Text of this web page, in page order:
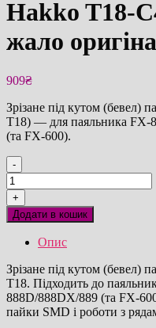
Hakko T18-
жало
909₴
Зрізане під кутом (бевел)
T18) — для паяльника FX-
(та FX-600).
-
Hakko
T18-
C4
бевел
паяльне
оригінал
кількість
+
Додати в кошик
Опис
Зрізане під кутом (бевел)
T18. Підходить до
888D/888DX/889 (та FX-
пайки SMD і роботи з